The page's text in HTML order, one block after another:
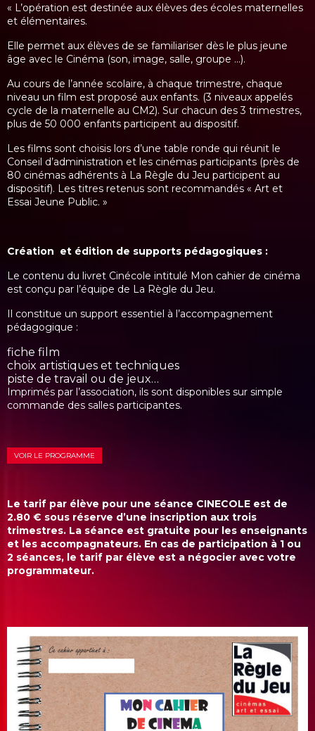
« L’opération est destinée aux élèves des écoles maternelles
et élémentaires.
Elle permet aux élèves de se familiariser dès le plus jeune
âge avec le Cinéma (son, image, salle, groupe …).
Au cours de l’année scolaire, à chaque trimestre, chaque
niveau un film est proposé aux enfants. (3 niveaux appelés
cycle de la maternelle au CM2). Sur chacun des 3 trimestres,
plus de 50 000 enfants participent au dispositif.
Les films sont choisis lors d’une table ronde qui réunit le
Conseil d’administration et les cinémas participants (près de
80 cinémas adhérents à La Règle du Jeu participent au
dispositif). Les titres retenus sont recommandés « Art et
Essai Jeune Public. »
Création et édition de supports pédagogiques :
Le contenu du livret Cinécole intitulé Mon cahier de cinéma
est conçu par l’équipe de La Règle du Jeu.
Il constitue un support essentiel à l’accompagnement
pédagogique :
fiche film
choix artistiques et techniques
piste de travail ou de jeux…
Imprimés par l’association, ils sont disponibles sur simple
commande des salles participantes.
VOIR LE PROGRAMME
Le tarif par élève pour une séance CINECOLE est de
2.80 € sous réserve d’une inscription aux trois
trimestres. La séance est gratuite pour les enseignants
et les accompagnateurs. En cas de participation à 1 ou
2 séances, le tarif par élève est a négocier avec votre
programmateur.